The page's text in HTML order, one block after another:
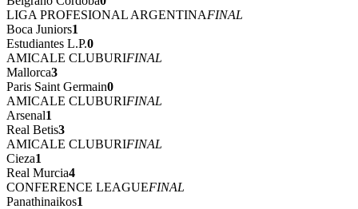
LIGA PROFESIONAL ARGENTINAFINAL
Boca Juniors1
Estudiantes L.P.0
AMICALE CLUBURIFINAL
Mallorca3
Paris Saint Germain0
AMICALE CLUBURIFINAL
Arsenal1
Real Betis3
AMICALE CLUBURIFINAL
Cieza1
Real Murcia4
CONFERENCE LEAGUEFINAL
Panathinaikos1